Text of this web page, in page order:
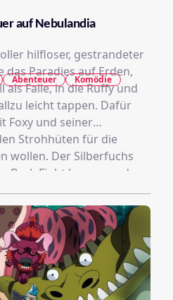
auf Nebulandia
hilfloser, gestrandeter
das Paradies auf Erden,
Falle, in die Ruffy und
leicht tappen. Dafür
Foxy und seiner
Strohhüten für die
wollen. Der Silberfuchs
Back Fight heraus und
Mitgliedern endlich als
Zu blöd nur, dass
ein falsches Spiel
verfolgt nämlich sein
nach Nebulandia zu
Pflanze auf Teufelsfrucht-
Abenteuer
Komödie